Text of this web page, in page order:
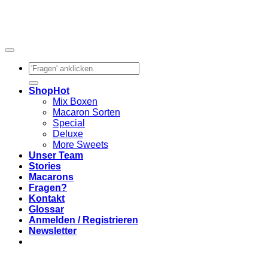
Suchen
nach:
Shop
Mix Boxen
Macaron Sorten
Special
Deluxe
More Sweets
Unser Team
Stories
Macarons
Fragen?
Kontakt
Glossar
Anmelden / Registrieren
Newsletter